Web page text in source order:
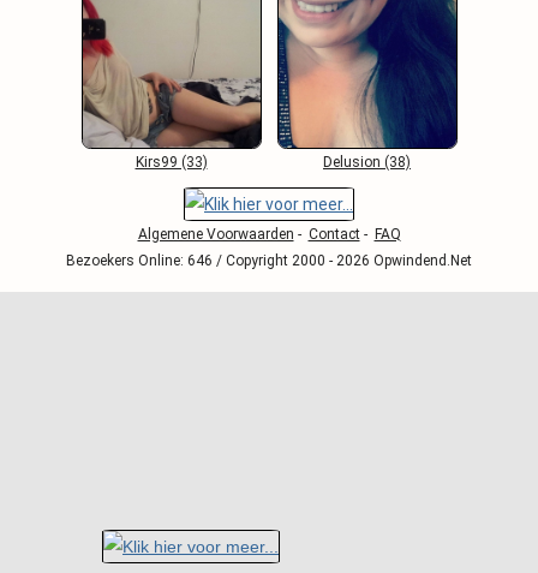
Kirs99 (33) Delusion (38)
Algemene Voorwaarden - Contact- FAQ
Bezoekers Online: 646 / Copyright 2000 - 2026 Opwindend.Net